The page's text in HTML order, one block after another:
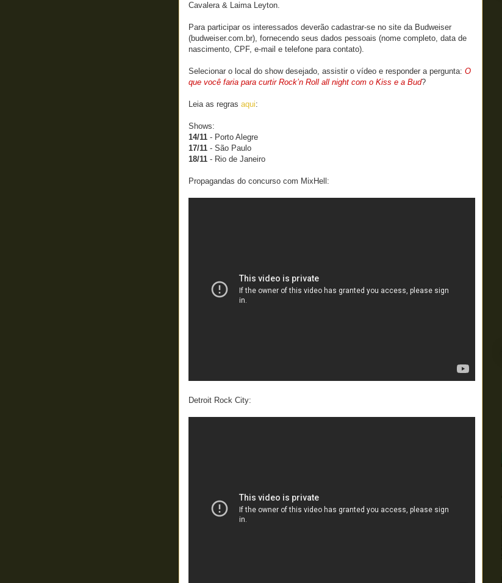
Cavalera & Laima Leyton.
Para participar os interessados deverão cadastrar-se no site da Budweiser
(budweiser.com.br), fornecendo seus dados pessoais (nome completo, data de
nascimento, CPF, e-mail e telefone para contato).
Selecionar o local do show desejado, assistir o vídeo e responder a pergunta: O
que você faria para curtir Rock’n Roll all night com o Kiss e a Bud?
Leia as regras aqui:
Shows:
14/11 - Porto Alegre
17/11 - São Paulo
18/11 - Rio de Janeiro
Propagandas do concurso com MixHell:
Detroit Rock City: